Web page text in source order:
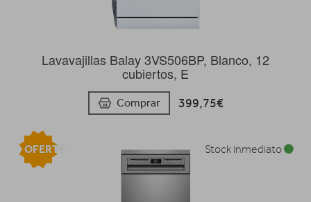
Lavavajillas Balay 3VS506BP, Blanco, 12
cubiertos, E
Comprar 399,75€
Stock inmediato
OFERTA